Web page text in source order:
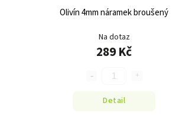
Olivín 4mm náramek broušený
Na dotaz
289 Kč
Detail